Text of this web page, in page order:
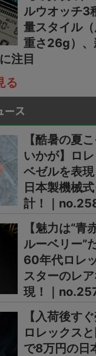
ルウオッチ3
量スタイル
重さ26g）、
注目
る
ス
【酷暑の夏
いかが】ロ
ベゼルを表
日本製機械
計！｜
【魅力は“青
ルーベリー”
60年代ロレ
スターのレ
現！｜
【入荷後す
ロレックス
で8万円の日